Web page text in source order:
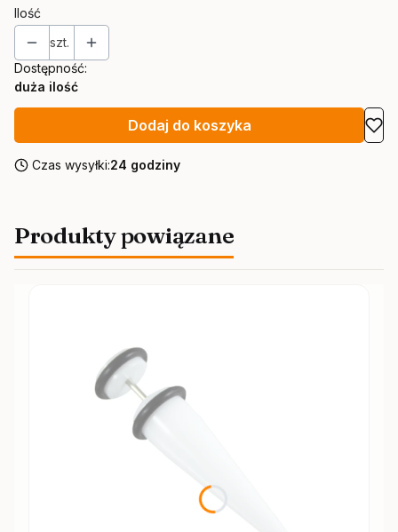
Ilość
szt.
Dostępność:
duża ilość
Dodaj do koszyka
Czas wysyłki:24 godziny
Produkty powiązane